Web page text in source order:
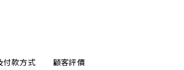
付款方式 顧客評價